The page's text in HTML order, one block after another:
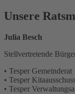
Unsere
Julia Besch
Stellvertretende
• Tesper Gemeinderat
• Tesper
• Tesper